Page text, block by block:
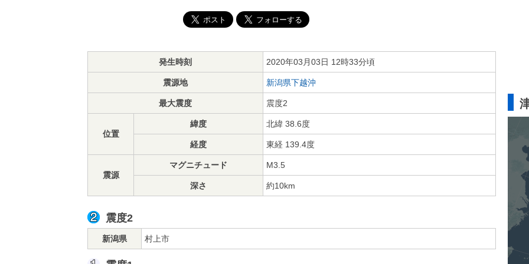
発生時刻 2020年03月03日 12時33分頃
震源地 新潟県下越沖
最大震度 震度2
位置
緯度 北緯 38.6度
経度 東経 139.4度
震源
マグニチュード M3.5
深さ 約10km
震度2
新潟県 村上市